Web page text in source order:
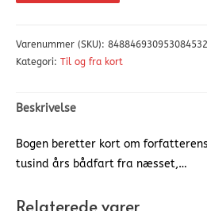
Varenummer (SKU):
Kategori: Til og fra kort
Beskrivelse
Bogen beretter kort om
tusind års bådfart fra næsset,…
Relaterede varer